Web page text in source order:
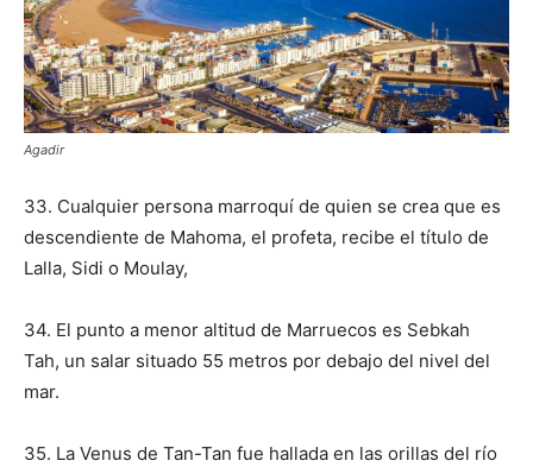
Agadir
33. Cualquier persona marroquí de quien se crea que es
descendiente de Mahoma, el profeta, recibe el título de
Lalla, Sidi o Moulay,
34. El punto a menor altitud de Marruecos es Sebkah
Tah, un salar situado 55 metros por debajo del nivel del
mar.
35. La Venus de Tan-Tan fue hallada en las orillas del río